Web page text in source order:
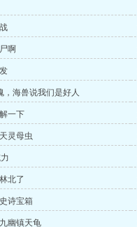
啊
，海兽说我们是好人
一下
灵母虫
北了
诗宝箱
幽镇天龟